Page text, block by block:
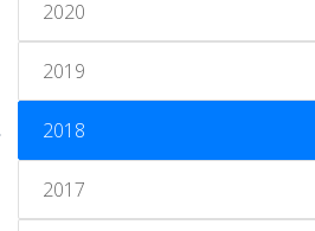
2020
2019
2018
2017